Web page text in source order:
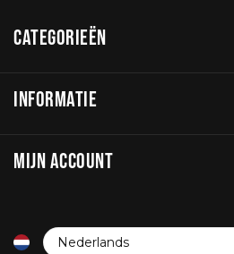
CATEGORIEËN
INFORMATIE
MIJN ACCOUNT